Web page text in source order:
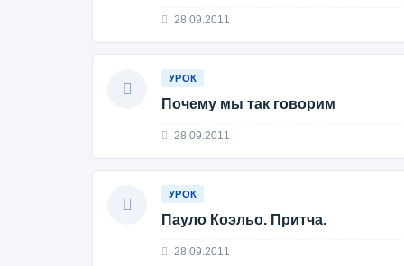
28.09.2011
УРОК
Почему мы так говорим
28.09.2011
УРОК
Пауло Коэльо. Притча.
28.09.2011